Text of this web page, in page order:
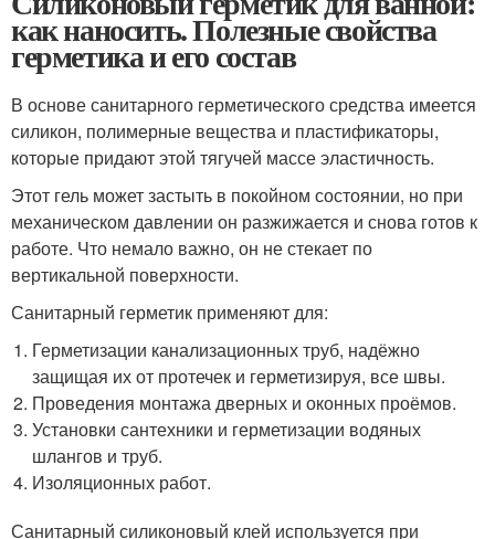
как наносить. Полезные свойства
герметика и его состав
В основе санитарного герметического средства имеется
силикон, полимерные вещества и пластификаторы,
которые придают этой тягучей массе эластичность.
Этот гель может застыть в покойном состоянии, но при
механическом давлении он разжижается и снова готов к
работе. Что немало важно, он не стекает по
вертикальной поверхности.
Санитарный герметик применяют для:
Герметизации канализационных труб, надёжно
защищая их от протечек и герметизируя, все швы.
Проведения монтажа дверных и оконных проёмов.
Установки сантехники и герметизации водяных
шлангов и труб.
Изоляционных работ.
Санитарный силиконовый клей используется при